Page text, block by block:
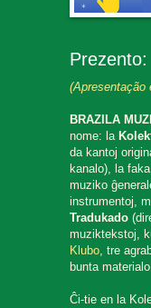
Prezento:
(Apresentação
BRAZILA
nome: la
da kantoj
kanalo), la faka
muziko
instrumentoj,
Tradukado
muziktekstoj,
Klubo, tre
bunta
Ĉi-tie en la